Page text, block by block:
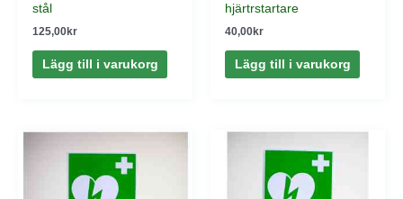
stål
125,00kr
Lägg till i varukorg
hjärtrstartare
40,00kr
Lägg till i varukorg